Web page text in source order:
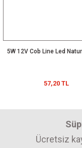
5W 12V Cob Line Led
57,20 TL
Ücretsiz